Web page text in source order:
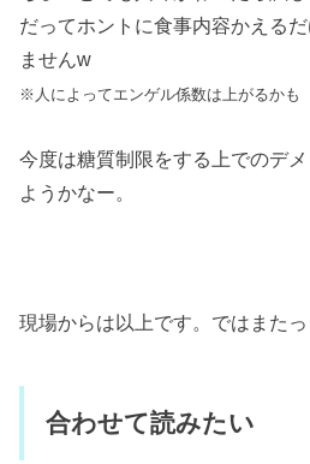
だってホントに食事内容かえる
ませんw
※人によってエンゲル係数は上がるかも
今度は糖質制限をする上でのデ
ようかなー。
現場からは以上です。ではまたっ
合わせて読みたい